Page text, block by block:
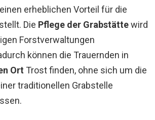
erheblichen Vorteil für die
Die Pflege der Grabstättewird
Forstverwaltungen
können die Trauernden in
Ort Trost finden, ohne sich um die
traditionellen Grabstelle